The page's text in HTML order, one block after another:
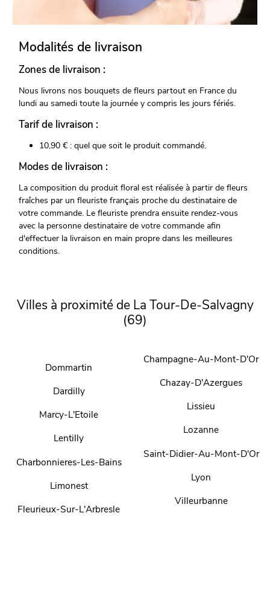
Modalités de livraison
Zones de livraison :
Nous livrons nos bouquets de fleurs partout en France du
lundi au samedi toute la journée y compris les jours fériés.
Tarif de livraison :
10,90 € : quel que soit le produit commandé.
Modes de livraison :
La composition du produit floral est réalisée à partir de fleurs
fraîches par un fleuriste français proche du destinataire de
votre commande. Le fleuriste prendra ensuite rendez-vous
avec la personne destinataire de votre commande afin
d'effectuer la livraison en main propre dans les meilleures
conditions.
Villes à proximité de La Tour-De-Salvagny
(69)
Dommartin
Dardilly
Marcy-L'Etoile
Lentilly
Charbonnieres-Les-Bains
Limonest
Fleurieux-Sur-L'Arbresle
Champagne-Au-Mont-D'Or
Chazay-D'Azergues
Lissieu
Lozanne
Saint-Didier-Au-Mont-D'Or
Lyon
Villeurbanne